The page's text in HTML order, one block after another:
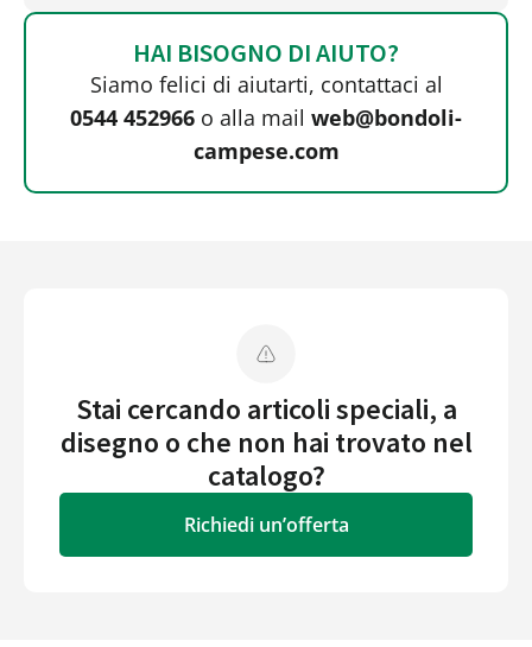
HAI BISOGNO DI AIUTO?
Siamo felici di aiutarti, contattaci al
0544 452966 o alla mail web@bondoli-
campese.com
Stai cercando articoli speciali, a
disegno o che non hai trovato nel
catalogo?
Richiedi un’offerta